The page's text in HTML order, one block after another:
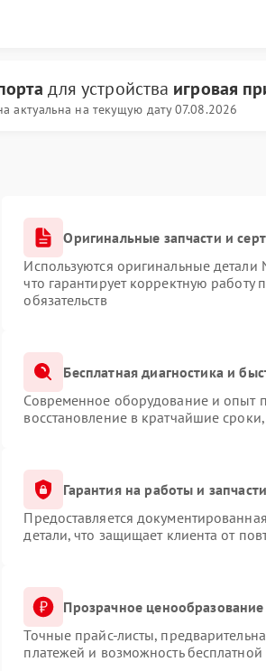
для устройства игровая
актуальна на текущую дату 07.08.2026
Оригинальные запчасти и
Используются оригинальные
что гарантирует корректную
обязательств
Бесплатная диагностика и
Современное оборудование и опыт
восстановление в кратчайшие
Гарантия на работы и запчасти
Предоставляется
детали, что защищает клиента от
Прозрачное
Точные прайс-листы,
платежей и возможность